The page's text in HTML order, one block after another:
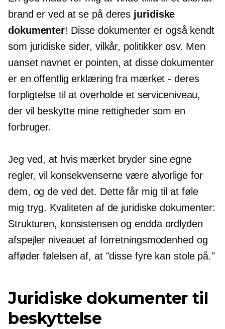
brand er ved at se på deres juridiske
dokumenter! Disse dokumenter er også kendt
som juridiske sider, vilkår, politikker osv. Men
uanset navnet er pointen, at disse dokumenter
er en offentlig erklæring fra mærket - deres
forpligtelse til at overholde et serviceniveau,
der vil beskytte mine rettigheder som en
forbruger.
Jeg ved, at hvis mærket bryder sine egne
regler, vil konsekvenserne være alvorlige for
dem, og de ved det. Dette får mig til at føle
mig tryg. Kvaliteten af ​​de juridiske dokumenter:
Strukturen, konsistensen og endda ordlyden
afspejler niveauet af forretningsmodenhed og
afføder følelsen af, at "disse fyre kan stole på."
Juridiske dokumenter til
beskyttelse